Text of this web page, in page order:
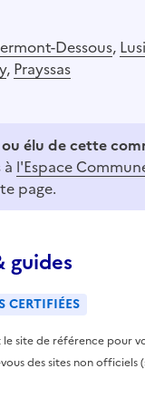
Dessous,
, Prayssas
élu de cette
l'Espace
page.
guides
site de référence pour
des sites non officiels